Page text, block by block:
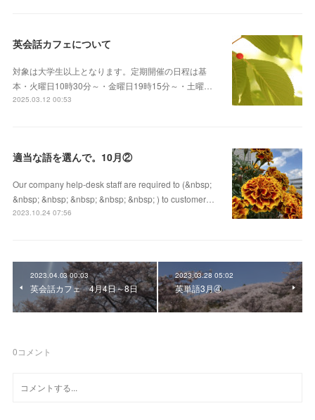
英会話カフェについて
対象は大学生以上となります。定期開催の日程は基
本・火曜日10時30分～・金曜日19時15分～・土曜…
2025.03.12 00:53
適当な語を選んで。10月②
Our company help-desk staff are required to (&nbsp;
&nbsp; &nbsp; &nbsp; &nbsp; &nbsp; ) to customer…
2023.10.24 07:56
2023.04.03 00:03
英会話カフェ 4月4日～8日
2023.03.28 05:02
英単語3月④
0コメント